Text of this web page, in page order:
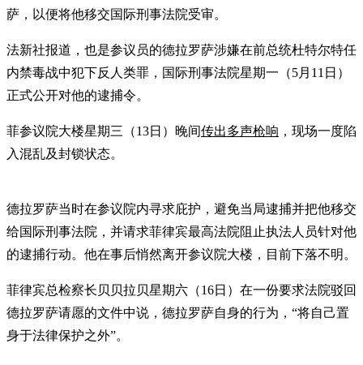
萨，以便将他移交国际刑事法院受审。
法新社报道，也是参议员的德拉罗萨涉嫌在前总统杜特尔特任
内禁毒战中犯下反人类罪，国际刑事法院星期一（5月11日）
正式公开对他的逮捕令。
菲参议院大楼星期三（13日）晚间传出多声枪响 ，现场一度陷
入混乱及封锁状态。
德拉罗萨当时在参议院内寻求庇护，避免当局逮捕并把他移交
给国际刑事法院，并请求菲律宾最高法院阻止执法人员针对他
的逮捕行动。他在事后悄然离开参议院大楼，目前下落不明。
菲律宾总检察长贝贝拉贝星期六（16日）在一份要求法院驳回
德拉罗萨请愿的文件中说，德拉罗萨自身的行为，“将自己置
身于法律保护之外”。